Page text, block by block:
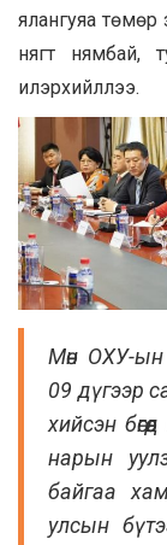
ялангуяа төмөр
нягт нямбай,
илэрхийллээ.
Мөн ОХУ-ын
09 дүгээр
хийсэн
нарын
байгаа
улсын